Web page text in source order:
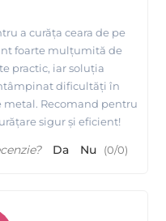
a curăța ceara de pe
foarte mulțumită de
practic, iar soluția
dificultăți în
metal. Recomand pentru
sigur și eficient!
Da Nu (0/0)